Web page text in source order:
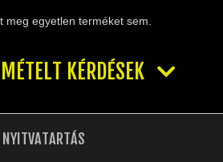
meg egyetlen terméket sem.
KÉRDÉSEK
NYITVATARTÁS